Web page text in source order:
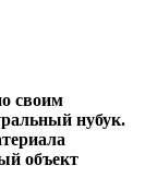
своим
нубук.
объект